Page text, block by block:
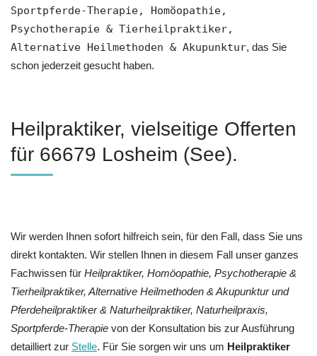
Sportpferde-Therapie, ‎Homöopathie,
‎Psychotherapie & ‎Tierheilpraktiker,
Alternative Heilmethoden & Akupunktur, das Sie
schon jederzeit gesucht haben.
Heilpraktiker, vielseitige Offerten
für 66679 Losheim (See).
Wir werden Ihnen sofort hilfreich sein, für den Fall, dass Sie uns
direkt kontakten. Wir stellen Ihnen in diesem Fall unser ganzes
Fachwissen für Heilpraktiker, ‎Homöopathie, ‎Psychotherapie &
‎Tierheilpraktiker, Alternative Heilmethoden & Akupunktur und
Pferdeheilpraktiker & Naturheilpraktiker, Naturheilpraxis,
Sportpferde-Therapie von der Konsultation bis zur Ausführung
detailliert zur Stelle. Für Sie sorgen wir uns um Heilpraktiker